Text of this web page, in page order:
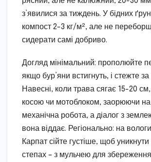
з’явилися за тиждень. У бідних
компост 2-3 кг/м², але не
сидерати самі добриво.
Догляд мінімальний: прополюйте
якщо бур’яни встигнуть, і стежте за
Навесні, коли трава сягає 15-20
косою чи мотоблоком, заорюючи
механічна робота, а діалог з
вона віддає. Регіонально: на
Карпат сійте густіше, щоб уникнути
степах – з мульчею для